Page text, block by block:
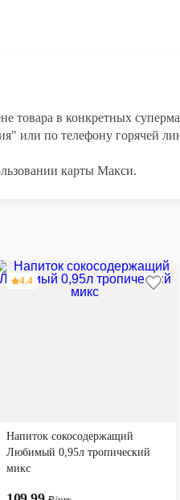
в конкретных
или по телефону горячей
карты Макси.
4.4
Напиток сокосодержащий
Любимый 0,95л тропический
микс